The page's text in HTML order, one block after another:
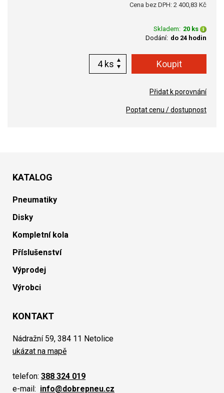
Cena bez DPH: 2 400,83 Kč
Skladem: 20 ks
Dodání: do 24 hodin
ks
Přidat k porovnání
Poptat cenu / dostupnost
KATALOG
Pneumatiky
Disky
Kompletní kola
Příslušenství
Výprodej
Výrobci
KONTAKT
Nádražní 59, 384 11 Netolice
ukázat na mapě
telefon: 388 324 019
e-mail: info@dobrepneu.cz